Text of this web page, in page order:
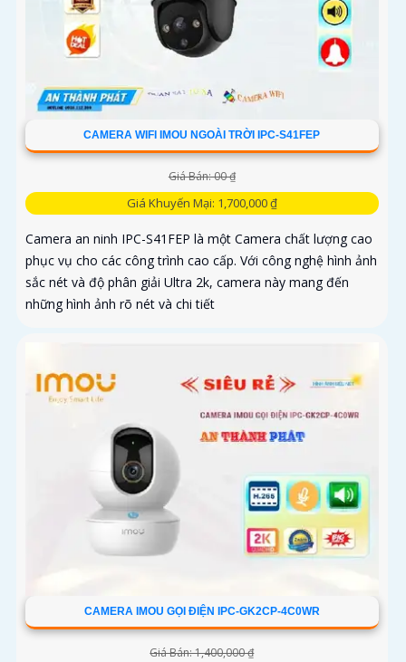
CAMERA WIFI IMOU NGOÀI TRỜI IPC-S41FEP
Giá Bán: 00 ₫
Giá Khuyến Mại: 1,700,000 ₫
Camera an ninh IPC-S41FEP là một Camera chất lượng cao
phục vụ cho các công trình cao cấp. Với công nghệ hình ảnh
sắc nét và độ phân giải Ultra 2k, camera này mang đến
những hình ảnh rõ nét và chi tiết
CAMERA IMOU GỌI ĐIỆN IPC-GK2CP-4C0WR
Giá Bán: 1,400,000 ₫